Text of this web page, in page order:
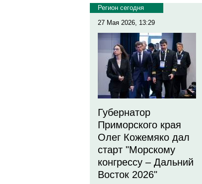
Регион сегодня
27 Мая 2026, 13:29
Губернатор
Приморского края
Олег Кожемяко дал
старт "Морскому
конгрессу – Дальний
Восток 2026"